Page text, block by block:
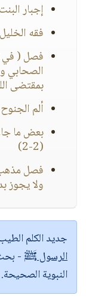
إجبار
فقه
فصل ( في
الصحابي
بمقتضى
ألم الجنوح
بعض ما
(2-2)
فصل مذهب
ولا يجوز
جديد الكلم
الرسول ﷺ -
النبوية الصحيحة.